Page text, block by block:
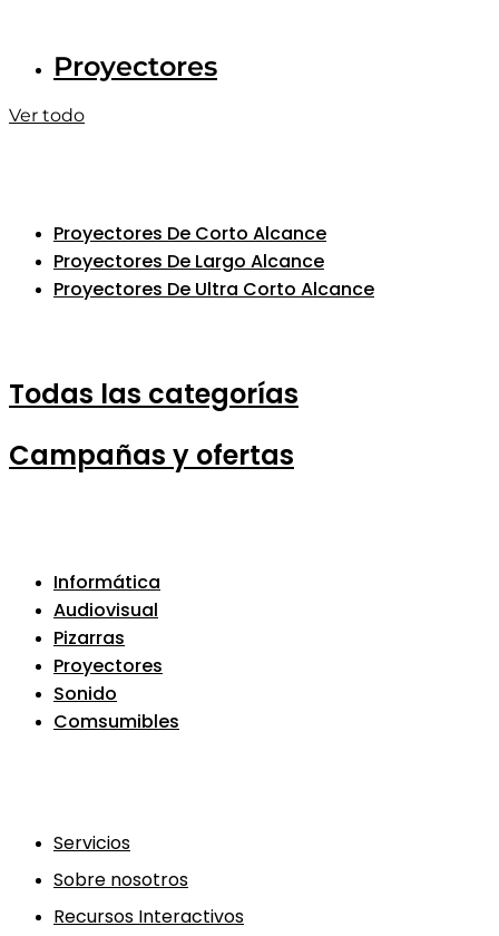
Proyectores
Ver todo
Proyectores De Corto Alcance
Proyectores De Largo Alcance
Proyectores De Ultra Corto Alcance
Todas las categorías
Campañas y ofertas
Informática
Audiovisual
Pizarras
Proyectores
Sonido
Comsumibles
Servicios
Sobre nosotros
Recursos Interactivos